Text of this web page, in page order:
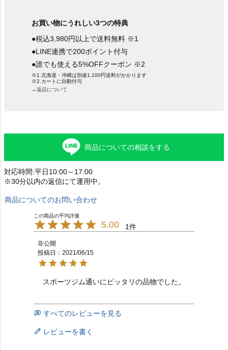
お買い物にうれしい3つの特典
●税込3,980円以上で送料無料 ※1
●LINE連携で200ポイント付与
●誰でも使える5%OFFクーポン ※2
※1.北海道・沖縄は別途1,100円送料がかかります
※2.カートに自動付与
→返品について
商品についての相談をする
対応時間:平日10:00～17:00
※30分以内の返信にて運用中。
商品についてのお問い合わせ
5.00 1
非公開
投稿日
2021/06/15
スポーツジム通いにピッタリの品物でした。
すべてのレビューを見る
レビューを書く